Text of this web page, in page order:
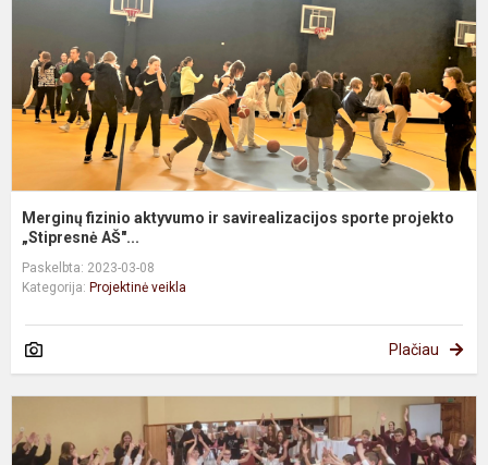
Merginų fizinio aktyvumo ir savirealizacijos sporte projekto
„Stipresnė AŠ"...
Paskelbta: 2023-03-08
Kategorija: Projektinė veikla
Plačiau